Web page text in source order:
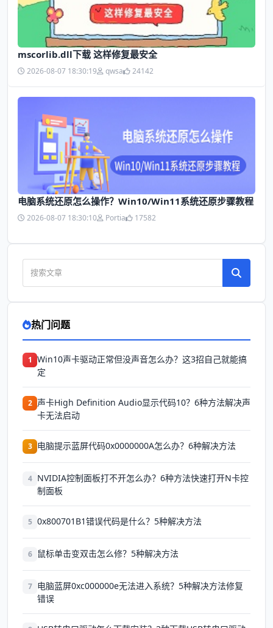
mscorlib.dll下载 这样修复最安全
2026-08-07 18:30:19 qwsa 24142
电脑系统还原怎么操作？Win10/Win11系统还原步骤教程
2026-08-07 18:30:10 Portia 17582
热门问题
1 Win10声卡驱动正常但没声音怎么办？这3招自己就能搞
定
2 声卡High Definition Audio显示代码10？6种方法解决声
卡无法启动
3 电脑提示蓝屏代码0x0000000A怎么办？6种解决方法
4 NVIDIA控制面板打不开怎么办？6种方法快速打开N卡控
制面板
5 0x800701B1错误代码是什么？5种解决方法
6 鼠标单击变双击怎么修？5种解决方法
7 电脑蓝屏0xc000000e无法进入系统？5种解决方法修复
错误